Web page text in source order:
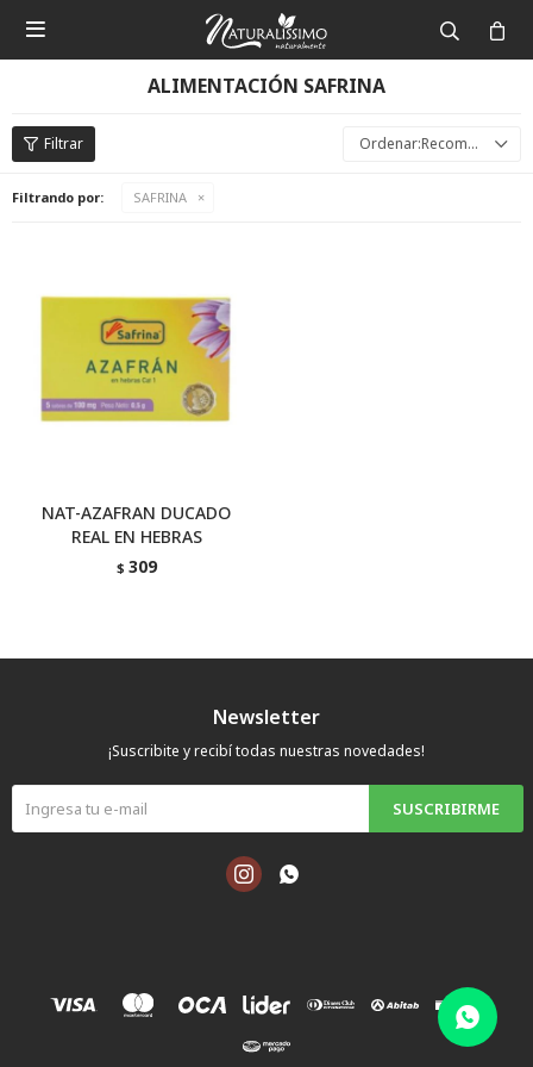

ALIMENTACIÓN SAFRINA
Recomendados
Filtrando por: SAFRINA
NAT-AZAFRAN DUCADO
REAL EN HEBRAS
$ 309
Newsletter
¡Suscribite y recibí todas nuestras novedades!
SUSCRIBIRME
 